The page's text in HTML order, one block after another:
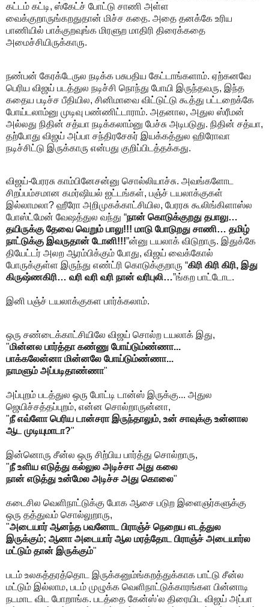
கட்டம் கட்டி, ஸ்கேட்ச் போட்டு சாணி அள்ள
வைக்குறாருங்கறதுதான் மிச்ச கதை. அதை தனக்கே உரிய
பாணியில் பாக்குறவுங்க மிரளுற மாதிரி திரைக்கதை
அமைச்சியிருக்காரு.
நண்பன் கேரக்டேருல நடிக்க பசுபதிய கேட்டாங்களாம். ஏற்கனவே
பெரிய விஜய் படத்துல நடிச்சி நொந்து போயி இருந்தவரு, இந்த
கதைய படிச்ச பீதியில, சினிமாவை விட்டுட்டு கூத்து பட்டறைக்கே
போய்டலாம்னு முடிவு பண்ணிட்டாராம். அதனால, அதுல ஸ்ரீமன்
அல்லது நிதின் சத்யா நடிக்கலாம்னு பேச்சு அடிபடுது. நிதின் சத்யா,
தற்போது விஜய் அப்பா சந்திரசேகர் இயக்கத்துல ஹிரோவா
நடிச்சிட்டு இருக்காரு என்பது குறிப்பிடத்தக்கது.
விஜய்-பேரரசு காம்பினேசன்னு சொல்லியாச்சு. அவங்களோட
சிறப்பம்சமான கமர்ஷியல் ஐட்டங்கள், பஞ்ச் டயலாக்குகள்
இல்லாமலா? ஹீரோ அறிமுகக்காட்சியில, பேரரசு கூலிங்கிளாஸ்ல
போஸ்ட்மேன் வேஷத்துல வந்து “நான் கொடுக்குறது தபாலு…
தயிருக்கு தேவை வெறும் பாலு!!! மாடு போடுறது சாணி… தமிழ்
நாட்டுக்கு இவருதான் டோனி!!!”ன்னு டயலாக் விடுறாரு. இதுக்கே
தியேட்டர் அலற ஆரம்பிக்கும் போது, விஜய் வைக்கோல்
போருக்குள்ள இருந்து எண்ட்ரி கொடுக்குறாரு “கிரி கிரி கிரி, இது
கிருஷ்ணகிரி… வரி வரி வரி நான் வரிபுலி…”ங்கற பாட்டோட.
இனி பஞ்ச் டயலாக்குகள பார்க்கலாம்.
ஒரு சண்டைக்காட்சியிலே விஜய் சொல்ற டயலாக் இது,
"மின்னல பார்த்தா கண்ணு போய்டும்ண்ணா...
பாக்கலேன்னா மின்னலே போய்டும்ண்ணா...
நாமளும் அப்படிதாண்ணா"
அப்புறம் படத்துல ஒரு போட்டி டான்ஸ் இருக்கு... அதுல
ஜெயிச்சத்தப்புறம், என்ன சொல்றாருன்னா,
"நீ எவ்ளோ பெரிய டான்சரா இருந்தாலும், உன் சாவுக்கு உன்னால
ஆட முடியுமாடா?"
இன்னொரு சீன்ல ஒரு சிற்பிய பார்த்து சொல்றாரு,
"நீ உளிய எடுத்து கல்லுல அடிச்சா அது கலை
நான் எடுத்து உன்மேல அடிச்ச அது கொலை"
கடைசில வெளிநாட்டுக்கு போக ஆசை படுற இளைஞர்களுக்கு
ஒரு தத்துவம் சொல்லுறாரு,
"அடையார் ஆனந்த பவனோட பிராஞ்ச் நெறைய எடத்துல
இருக்கும்; ஆனா அடையார் ஆல மரத்தோட பிராஞ்ச் அடையார்ல
மட்டும் தான் இருக்கும்"
படம் உலகத்தரத்தொட இருக்கனும்ங்கறத்துக்காக பாட்டு சீன்ல
மட்டும் இல்லாம, படம் முழுக்க வெளிநாட்டுக்காரங்கள பின்னாடி
நடமாட விட போறாங்க. படத்தை கேன்ஸ்'ல திரையிட விஜய் அப்பா